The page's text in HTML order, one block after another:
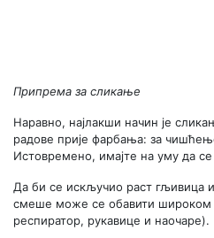
Припрема за сликање
Наравно, најлакши начин је
радове прије фарбања: за
Истовремено, имајте на уму да
Да би се искључио раст гљивица
смеше може се обавити широком
респиратор, рукавице и наочаре).